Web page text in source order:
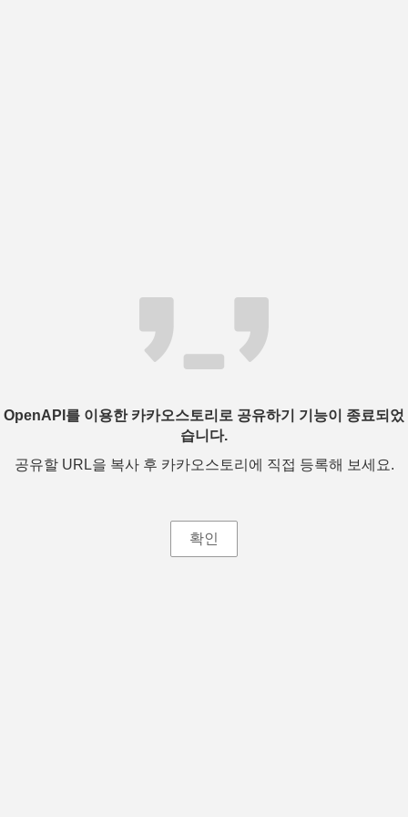
OpenAPI를 이용한 카카오스토리로 공유하기 기능이 종료되었
습니다.
공유할 URL을 복사 후 카카오스토리에 직접 등록해 보세요.
확인